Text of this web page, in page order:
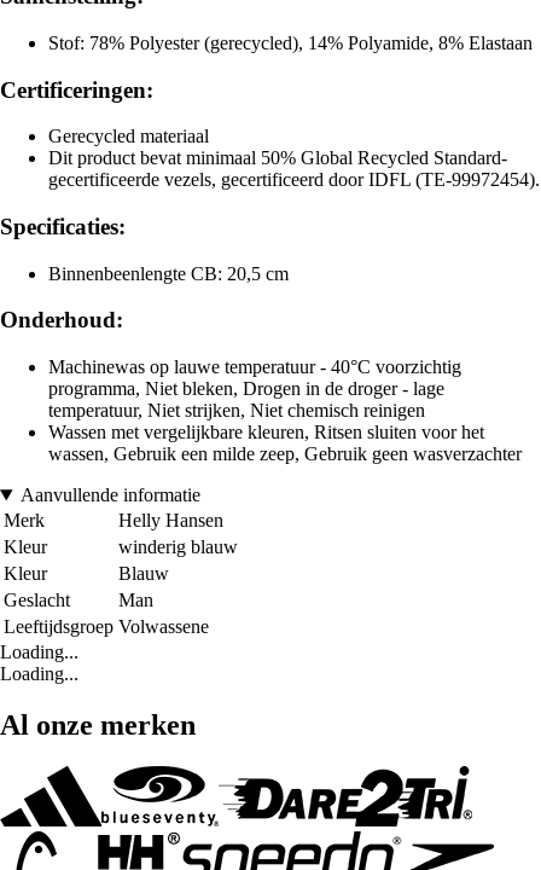
Stof: 78% Polyester (gerecycled), 14% Polyamide, 8% Elastaan
Certificeringen:
Gerecycled materiaal
Dit product bevat minimaal 50% Global Recycled Standard-
gecertificeerde vezels, gecertificeerd door IDFL (TE-99972454).
Specificaties:
Binnenbeenlengte CB: 20,5 cm
Onderhoud:
Machinewas op lauwe temperatuur - 40°C voorzichtig
programma, Niet bleken, Drogen in de droger - lage
temperatuur, Niet strijken, Niet chemisch reinigen
Wassen met vergelijkbare kleuren, Ritsen sluiten voor het
wassen, Gebruik een milde zeep, Gebruik geen wasverzachter
Aanvullende informatie
Merk
Helly Hansen
Kleur
winderig blauw
Kleur
Blauw
Geslacht
Man
Leeftijdsgroep Volwassene
Loading...
Loading...
Al onze merken